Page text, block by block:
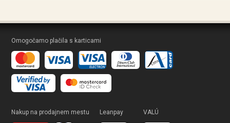
Omogočamo plačila s karticami
Nakup na prodajnem mestu Leanpay VALÚ